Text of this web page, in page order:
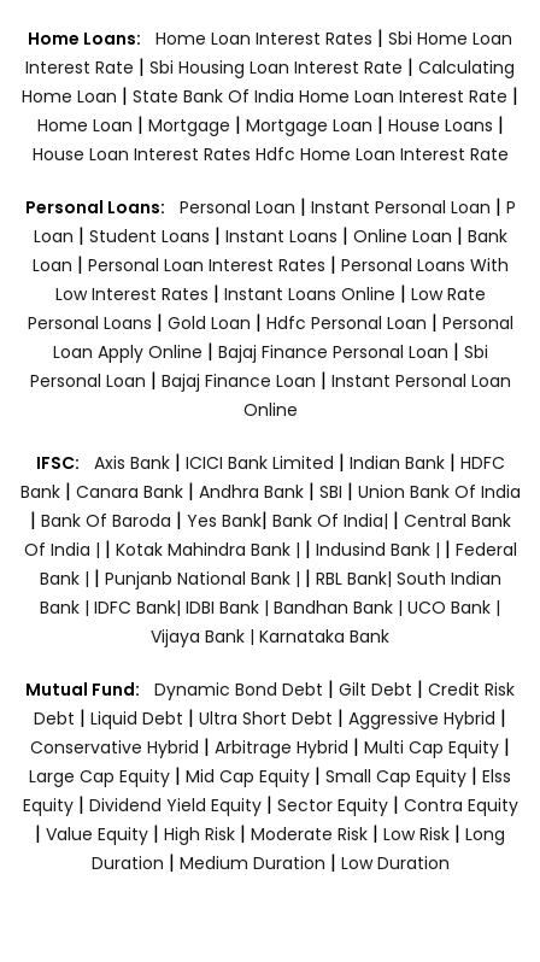
Home Loans: Home Loan Interest Rates | Sbi Home Loan
Interest Rate | Sbi Housing Loan Interest Rate | Calculating
Home Loan | State Bank Of India Home Loan Interest Rate |
Home Loan | Mortgage | Mortgage Loan | House Loans |
House Loan Interest Rates Hdfc Home Loan Interest Rate
Personal Loans: Personal Loan | Instant Personal Loan | P
Loan | Student Loans | Instant Loans | Online Loan | Bank
Loan | Personal Loan Interest Rates | Personal Loans With
Low Interest Rates | Instant Loans Online | Low Rate
Personal Loans | Gold Loan | Hdfc Personal Loan | Personal
Loan Apply Online | Bajaj Finance Personal Loan | Sbi
Personal Loan | Bajaj Finance Loan | Instant Personal Loan
Online
IFSC: Axis Bank | ICICI Bank Limited | Indian Bank | HDFC
Bank| Canara Bank | Andhra Bank| SBI | Union Bank Of India
| Bank Of Baroda | Yes Bank| Bank Of India| | Central Bank
Of India | | Kotak Mahindra Bank | | Indusind Bank | | Federal
Bank | | Punjanb National Bank | | RBL Bank| South Indian
Bank | IDFC Bank| IDBI Bank | Bandhan Bank | UCO Bank |
Vijaya Bank | Karnataka Bank
Mutual Fund: Dynamic Bond Debt | Gilt Debt | Credit Risk
Debt | Liquid Debt | Ultra Short Debt | Aggressive Hybrid |
Conservative Hybrid | Arbitrage Hybrid | Multi Cap Equity |
Large Cap Equity | Mid Cap Equity | Small Cap Equity | Elss
Equity| Dividend Yield Equity| Sector Equity | Contra Equity
| Value Equity | High Risk | Moderate Risk | Low Risk | Long
Duration | Medium Duration | Low Duration